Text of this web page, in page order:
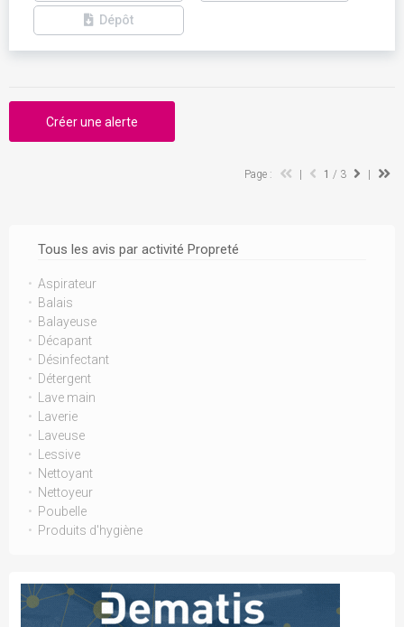
Tous les avis par activité Propreté
Aspirateur
Balais
Balayeuse
Décapant
Désinfectant
Détergent
Lave main
Laverie
Laveuse
Lessive
Nettoyant
Nettoyeur
Poubelle
Produits d'hygiène
Dépôt
Créer une alerte
Page : 1 / 3